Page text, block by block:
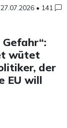
27.07.2026 • 141
Gefahr“:
wütet
der
EU will